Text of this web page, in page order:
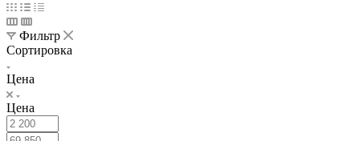
Фильтр
Сортировка
Цена
Цена